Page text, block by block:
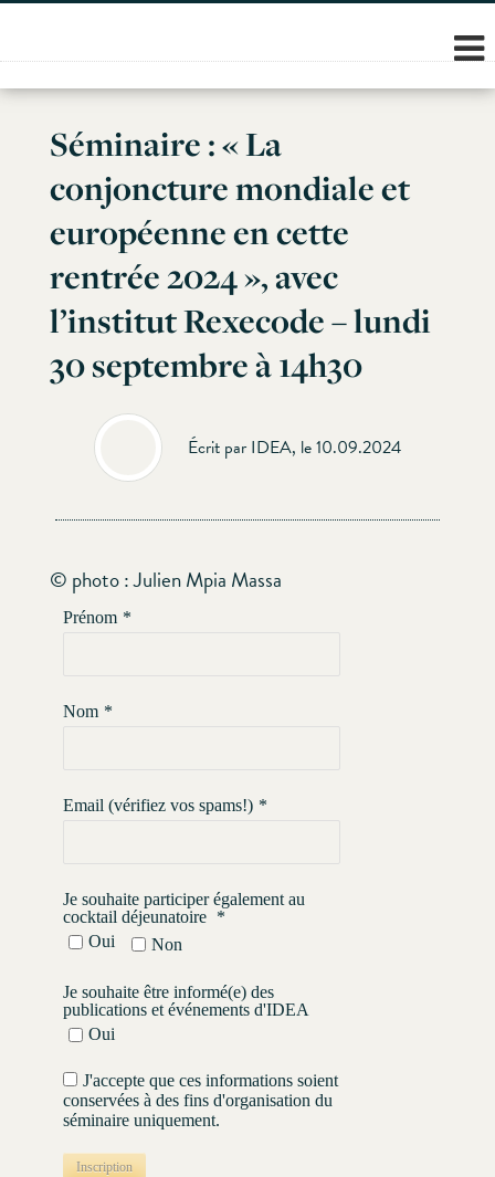
Skip
content
Séminaire : « La
conjoncture mondiale et
européenne en cette
rentrée 2024 », avec
l’institut Rexecode – lundi
30 septembre à 14h30
Écrit par IDEA, le 10.09.2024
© photo : Julien Mpia Massa
Prénom *
Nom *
Email (vérifiez vos spams!) *
Je souhaite participer également au
cocktail déjeunatoire *
Oui
Non
Je souhaite être informé(e) des
publications et événements d'IDEA
Oui
J'accepte que ces informations soient
conservées à des fins d'organisation du
séminaire uniquement.
Inscription